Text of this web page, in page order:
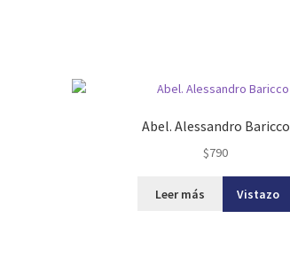
Abel. Alessandro Baricco
$790
Leer más Vistazo